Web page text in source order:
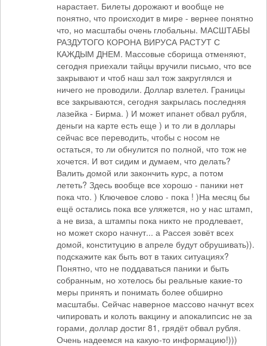
нарастает. Билеты дорожают и вообще не
понятно, что происходит в мире - вернее понятно
что, но масштабы очень глобальны. МАСШТАБЫ
РАЗДУТОГО КОРОНА ВИРУСА РАСТУТ С
КАЖДЫМ ДНЕМ. Массовые сборища отменяют,
сегодня приехали тайцы вручили письмо, что все
закрывают и чтоб наш зал тож закруглялся и
ничего не проводили. Доллар взлетел. Границы
все закрываются, сегодня закрылась последняя
лазейка - Бирма. ) И может ипанет обвал рубля,
деньги на карте есть еще ) и то ли в доллары
сейчас все переводить, чтобы с носом не
остаться, то ли обнулится по полной, что тож не
хочется. И вот сидим и думаем, что делать?
Валить домой или закончить курс, а потом
лететь? Здесь вообще все хорошо - паники нет
пока что. ) Ключевое слово - пока ! )На месяц бы
ещё остались пока все уляжется, но у нас штамп,
а не виза, а штампы пока никто не продлевает,
но может скоро начнут... а Рассея зовёт всех
домой, конституцию в апреле будут обрушивать)).
подскажите как быть вот в таких ситуациях?
Понятно, что не поддаваться паники и быть
собранным, но хотелось бы реальные какие-то
меры принять и понимать более обширно
масштабы. Сейчас наверное массово начнут всех
чипировать и колоть вакцину и апокалипсис не за
горами, доллар достиг 81, грядёт обвал рубля.
Очень надеемся на какую-то информацию!)))